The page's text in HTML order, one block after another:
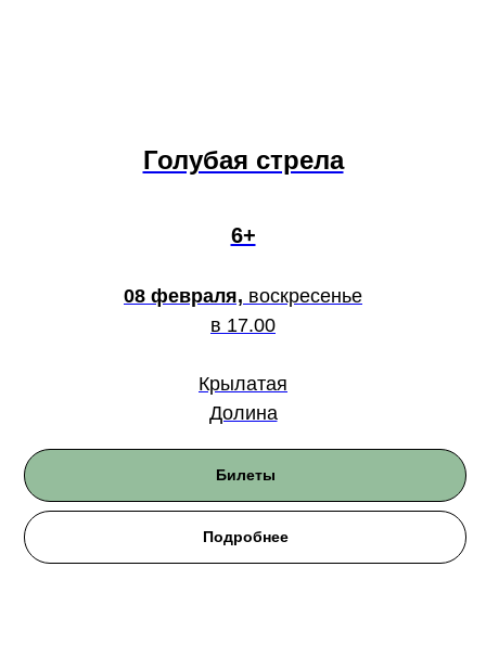
Голубая стрела
6+
08 февраля, воскресенье
в 17.00
Крылатая
Долина
Билеты
Подробнее